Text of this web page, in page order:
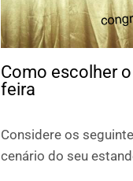
Como escolher
feira
Considere os
cenário do seu